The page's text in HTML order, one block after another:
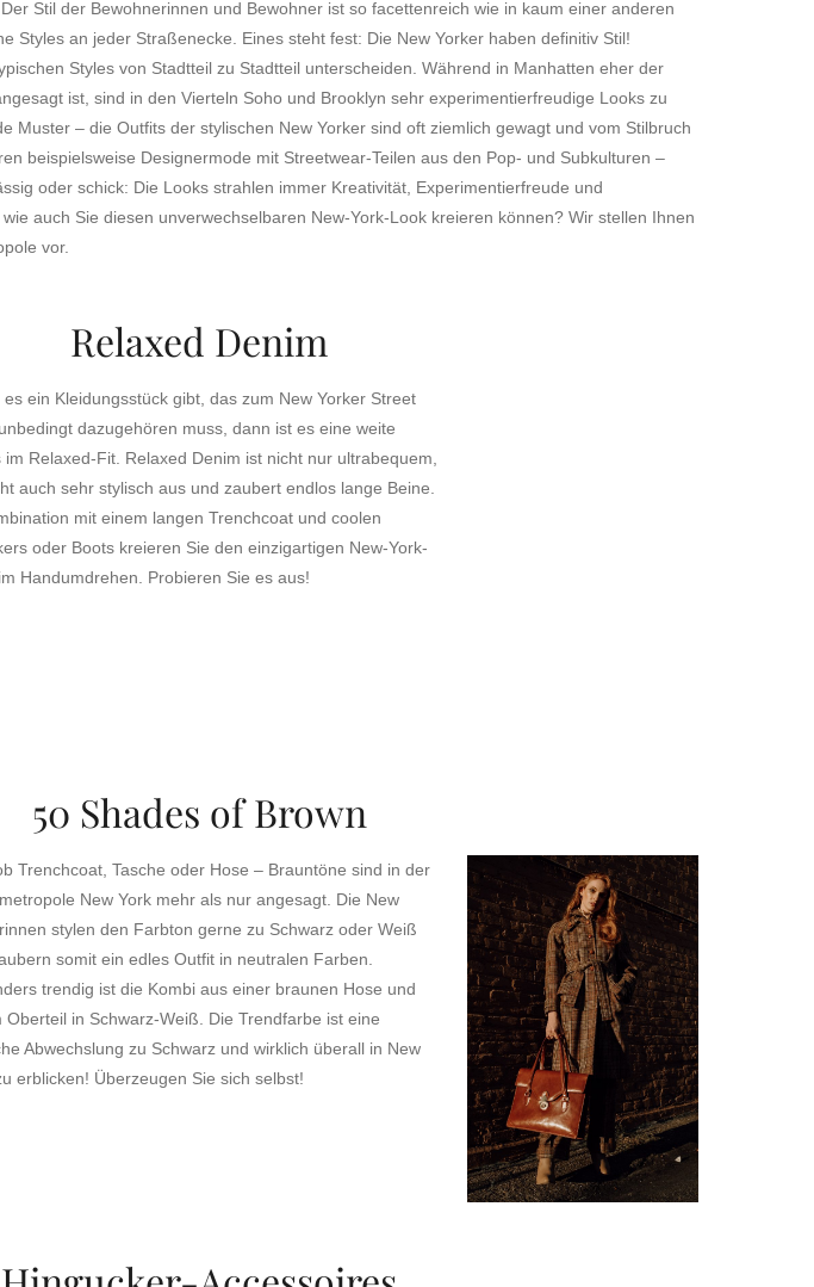
Stil der Bewohnerinnen und Bewohner ist so facettenreich wie in kaum einer anderen
Styles an jeder Straßenecke. Eines steht fest: Die New Yorker haben definitiv Stil!
Styles von Stadtteil zu Stadtteil unterscheiden. Während in Manhatten eher der
ist, sind in den Vierteln Soho und Brooklyn sehr experimentierfreudige Looks zu
Muster – die Outfits der stylischen New Yorker sind oft ziemlich gewagt und vom Stilbruch
beispielsweise Designermode mit Streetwear-Teilen aus den Pop- und Subkulturen –
oder schick: Die Looks strahlen immer Kreativität, Experimentierfreude und
auch Sie diesen unverwechselbaren New-York-Look kreieren können? Wir stellen Ihnen
vor.
Relaxed Denim
es ein Kleidungsstück gibt, das zum New Yorker Street
dazugehören muss, dann ist es eine weite
im Relaxed-Fit. Relaxed Denim ist nicht nur ultrabequem,
auch sehr stylisch aus und zaubert endlos lange Beine.
mit einem langen Trenchcoat und coolen
oder Boots kreieren Sie den einzigartigen New-York-
Handumdrehen. Probieren Sie es aus!
50 Shades of Brown
Trenchcoat, Tasche oder Hose – Brauntöne sind in der
New York mehr als nur angesagt. Die New
stylen den Farbton gerne zu Schwarz oder Weiß
somit ein edles Outfit in neutralen Farben.
trendig ist die Kombi aus einer braunen Hose und
Oberteil in Schwarz-Weiß. Die Trendfarbe ist eine
Abwechslung zu Schwarz und wirklich überall in New
erblicken! Überzeugen Sie sich selbst!